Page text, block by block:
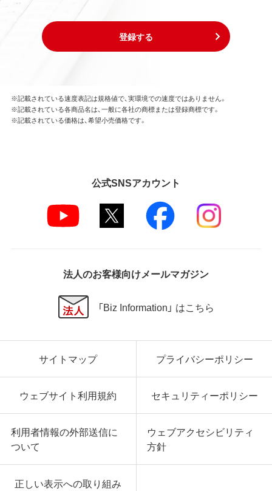
り、逆アセンブル、逆コンパイル、リバースエンジニア
リング、その他の修正を本ソフトウェアに加えること
はできません。
第4条 保証
弊社は、データの消失、業務の中断、逸失利益、精神的
損害等を含め、本ソフトウェアの使用または使用不能
に起因する直接的、間接的、特別、偶発的、結果的、そ
の他いかなる損害にも、一切の責任を負いません。
本契約の締結により、お客様は下記事項に同意するも
のとします。
る可能性があることを認識の上、本ソフトウェアを輸
出または再輸出する場合は、上記の輸出管理関連法規
続きを行うこと。
お客様が現時点で外国為替及び外国貿易法および米
国輸出管理関連法規等により本ソフトウェアのダウ
ンロードについて規制を受けていない者であるこ
本ソフトウェアを現時点で外国為替及び外国貿易法
および米国輸出管理関連法規等により禁止されてい
登録する
※記載されている速度表記は規格値で、実環境での速度ではありません。
※記載されている各商品名は、一般に各社の商標または登録商標です。
※記載されている価格は、希望小売価格です。
公式SNSアカウント
法人のお客様向けメールマガジン
「Biz Information」 はこちら
サイトマップ プライバシーポリシー
ウェブサイト利用規約 セキュリティーポリシー
利用者情報の外部送信に
ついて
ウェブアクセシビリティ
方針
正しい表示への取り組み